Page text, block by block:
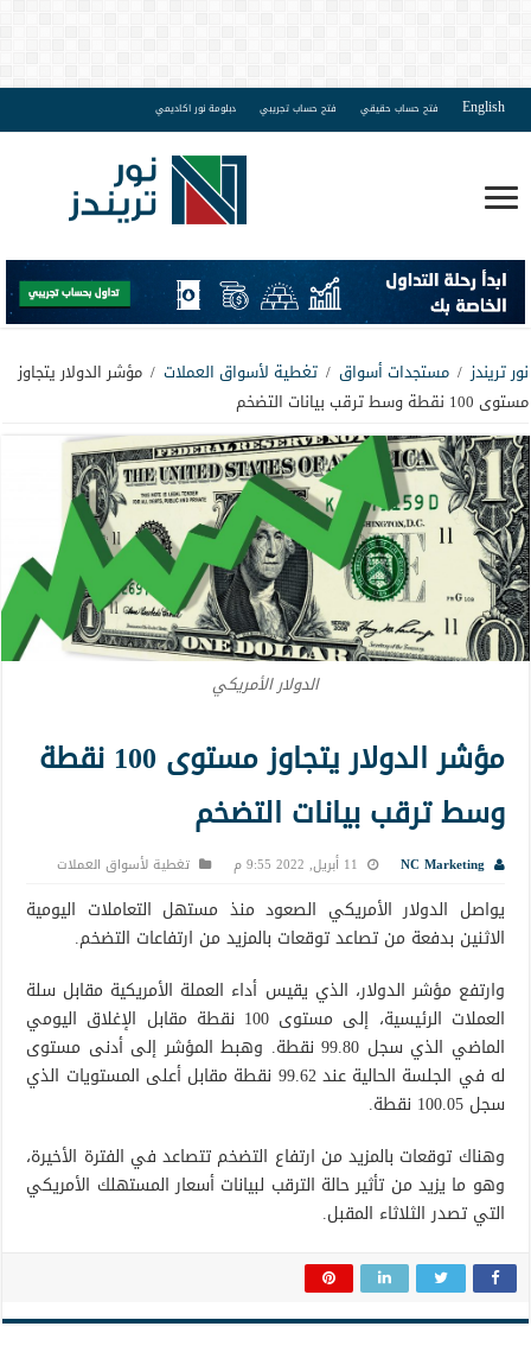
English فتح حساب حقيقي فتح حساب تجريبي دبلومة نور اكاديمي
نور تريندز / مستجدات أسواق / تغطية لأسواق العملات / مؤشر الدولار يتجاوز
مستوى 100 نقطة وسط ترقب بيانات التضخم
الدولار الأمريكي
مؤشر الدولار يتجاوز مستوى 100 نقطة
وسط ترقب بيانات التضخم
NC Marketing 11 أبريل, 2022 9:55 م تغطية لأسواق العملات
يواصل الدولار الأمريكي الصعود منذ مستهل التعاملات اليومية
الاثنين بدفعة من تصاعد توقعات بالمزيد من ارتفاعات التضخم.
وارتفع مؤشر الدولار، الذي يقيس أداء العملة الأمريكية مقابل سلة
العملات الرئيسية، إلى مستوى 100 نقطة مقابل الإغلاق اليومي
الماضي الذي سجل 99.80 نقطة. وهبط المؤشر إلى أدنى مستوى
له في الجلسة الحالية عند 99.62 نقطة مقابل أعلى المستويات الذي
سجل 100.05 نقطة.
وهناك توقعات بالمزيد من ارتفاع التضخم تتصاعد في الفترة الأخيرة،
وهو ما يزيد من تأثير حالة الترقب لبيانات أسعار المستهلك الأمريكي
التي تصدر الثلاثاء المقبل.